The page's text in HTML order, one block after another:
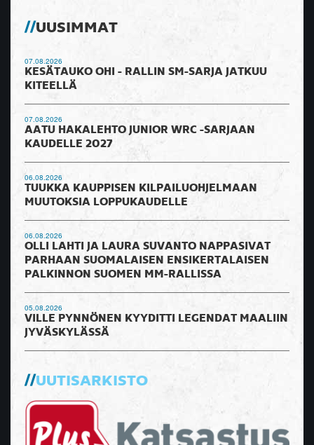
UUSIMMAT
07.08.2026
KESÄTAUKO OHI - RALLIN SM-SARJA JATKUU
KITEELLÄ
07.08.2026
AATU HAKALEHTO JUNIOR WRC -SARJAAN
KAUDELLE 2027
06.08.2026
TUUKKA KAUPPISEN KILPAILUOHJELMAAN
MUUTOKSIA LOPPUKAUDELLE
06.08.2026
OLLI LAHTI JA LAURA SUVANTO NAPPASIVAT
PARHAAN SUOMALAISEN ENSIKERTALAISEN
PALKINNON SUOMEN MM-RALLISSA
05.08.2026
VILLE PYNNÖNEN KYYDITTI LEGENDAT MAALIIN
JYVÄSKYLÄSSÄ
UUTISARKISTO